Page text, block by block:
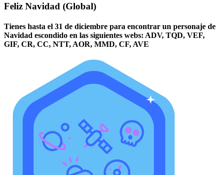
Feliz Navidad (Global)
Tienes hasta el 31 de diciembre para encontrar un personaje de
Navidad escondido en las siguientes webs: ADV, TQD, VEF,
GIF, CR, CC, NTT, AOR, MMD, CF, AVE